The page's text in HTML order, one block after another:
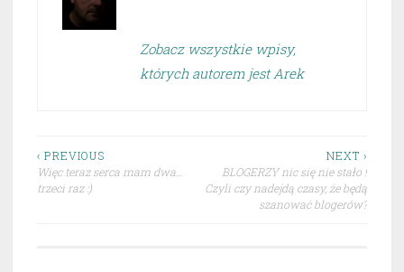
Zobacz wszystkie wpisy,
których autorem jest Arek
Nawigacja
wpisu
‹ PREVIOUS
Więc teraz serca mam dwa…
trzeci raz :)
NEXT ›
BLOGERZY nic się nie stało !
Czyli czy nadejdą czasy, że będą
szanować blogerów?